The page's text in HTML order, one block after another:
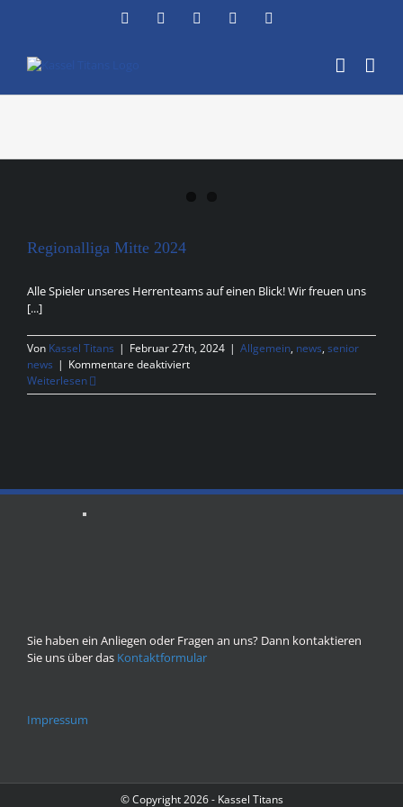
FacebookInstagramYouTubeFlickr
Regionalliga Mitte 2024
Alle Spieler unseres Herrenteams auf einen Blick! Wir freuen uns
[...]
Von Kassel Titans | Februar 27th, 2024 | Allgemein, news, senior
news | Kommentare deaktiviertfür
Mitte
Weiterlesen
Sie haben ein Anliegen oder Fragen an uns? Dann kontaktieren
Sie uns über das Kontaktformular
Impressum
© Copyright2026 - Kassel Titans